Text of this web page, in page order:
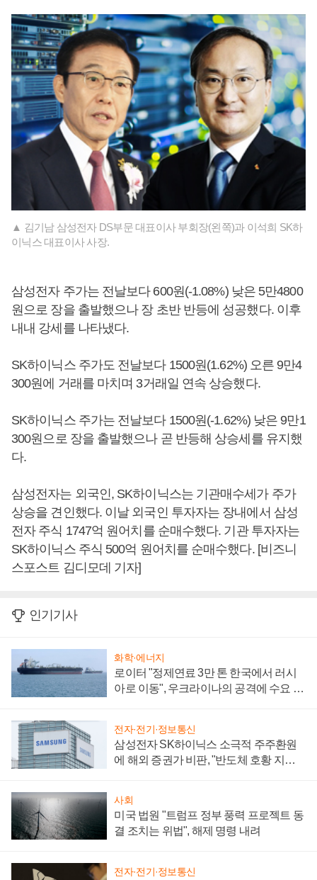
▲ 김기남 삼성전자 DS부문 대표이사 부회장(왼쪽)과 이석희 SK하
이닉스 대표이사 사장.
삼성전자 주가는 전날보다 600원(-1.08%) 낮은 5만4800
원으로 장을 출발했으나 장 초반 반등에 성공했다. 이후
내내 강세를 나타냈다.
SK하이닉스 주가도 전날보다 1500원(1.62%) 오른 9만4
300원에 거래를 마치며 3거래일 연속 상승했다.
SK하이닉스 주가는 전날보다 1500원(-1.62%) 낮은 9만1
300원으로 장을 출발했으나 곧 반등해 상승세를 유지했
다.
삼성전자는 외국인, SK하이닉스는 기관매수세가 주가
상승을 견인했다. 이날 외국인 투자자는 장내에서 삼성
전자 주식 1747억 원어치를 순매수했다. 기관 투자자는
SK하이닉스 주식 500억 원어치를 순매수했다. [비즈니
스포스트 김디모데 기자]
인기기사
화학·에너지
로이터 "정제연료 3만 톤 한국에서 러시
아로 이동", 우크라이나의 공격에 수요 늘
전자·전기·정보통신
삼성전자 SK하이닉스 소극적 주주환원
에 해외 증권가 비판, "반도체 호황 지속
사회
미국 법원 "트럼프 정부 풍력 프로젝트 동
결 조치는 위법", 해제 명령 내려
전자·전기·정보통신